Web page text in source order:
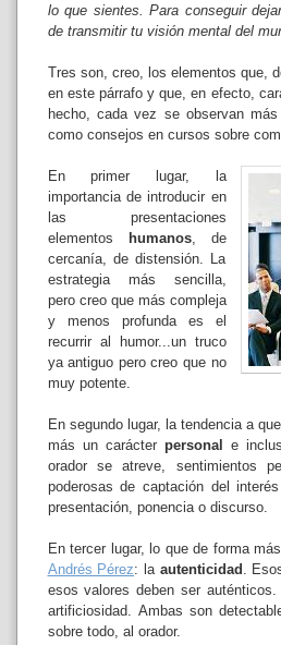
lo que sientes. Para conseguir
de transmitir tu visión mental del
Tres son, creo, los elementos que,
en este párrafo y que, en efecto,
hecho, cada vez se observan
como consejos en cursos sobre
En primer lugar, la
importancia de introducir en
las presentaciones
elementos
humanos, de
cercanía, de distensión. La
estrategia más sencilla,
pero creo que más compleja
y menos profunda es el
recurrir al humor...un truco
ya antiguo pero creo que no
muy potente.
En segundo lugar, la tendencia a
más un carácterpersonal e
orador se atreve, sentimientos
poderosas de captación del
presentación, ponencia o discurso.
En tercer lugar, lo que de forma
Andrés Pérez: la autenticidad
.
esos valores deben ser
artificiosidad. Ambas son
sobre todo, al orador.